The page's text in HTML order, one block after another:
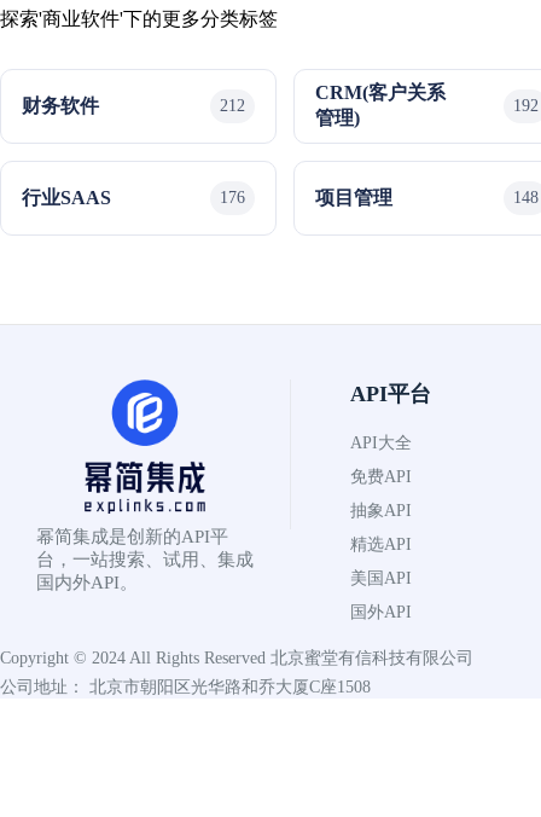
探索'商业软件'下的更多分类标签
财务软件 212
CRM(客户关系
管理)
192
行业SAAS 176 项目管理 148
幂简集成是创新的API平
台，一站搜索、试用、集成
国内外API。
API平台
API大全
免费API
抽象API
精选API
美国API
国外API
Copyright © 2024 All Rights Reserved 北京蜜堂有信科技有限公司
公司地址： 北京市朝阳区光华路和乔大厦C座1508